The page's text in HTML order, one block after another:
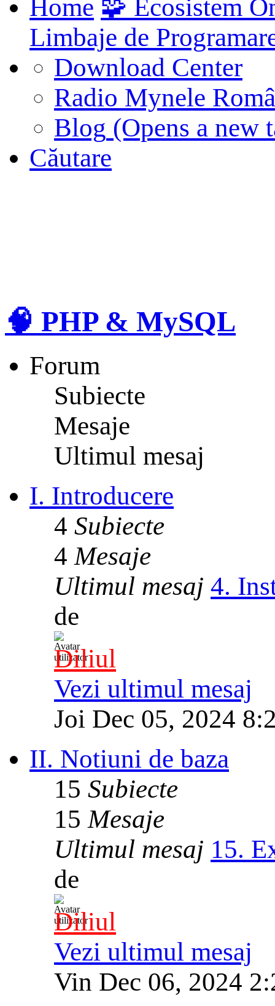
Home 🧩 Ecosistem
Limbaje de
Download Center
Radio Mynele
Blog (Opens a new
Căutare
🧠 PHP & MySQL
Forum
Subiecte
Mesaje
Ultimul mesaj
I. Introducere
4 Subiecte
4 Mesaje
Ultimul mesaj 4.
de
Diliul
Vezi ultimul mesaj
Joi Dec 05, 2024
II. Notiuni de baza
15 Subiecte
15 Mesaje
Ultimul mesaj 15.
de
Diliul
Vezi ultimul mesaj
Vin Dec 06, 2024